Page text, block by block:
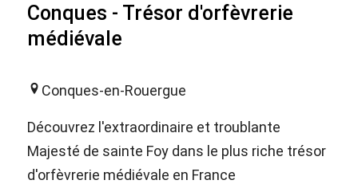
Conques - Trésor d'orfèvrerie
médiévale
Conques-en-Rouergue
Découvrez l'extraordinaire et troublante
Majesté de sainte Foy dans le plus riche trésor
d'orfèvrerie médiévale en France